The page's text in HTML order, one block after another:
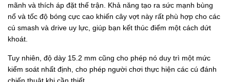
mãnh và thích áp đặt thế trận. Khả năng tạo ra sức mạnh bùng
nổ và tốc độ bóng cực cao khiến cây vợt này rất phù hợp cho các
cú smash và drive uy lực, giúp bạn kết thúc điểm một cách dứt
khoát.
Tuy nhiên, độ dày 15.2 mm cũng cho phép nó duy trì một mức
kiểm soát nhất định, cho phép người chơi thực hiện các cú đánh
chiến thuật khi cần thiết.